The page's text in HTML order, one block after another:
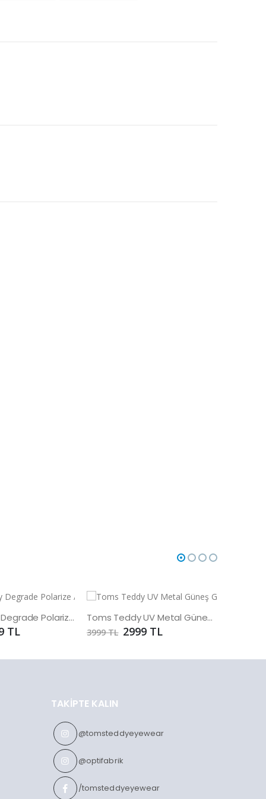
Toms Teddy Degrade Polarize /UV Güneş Gözlüğü
TL
Toms Teddy UV Metal Güneş Gözlüğü
3999 TL 2999 TL
TAKIPTE KALIN
@tomsteddyeyewear
@optifabrik
/tomsteddyeyewear